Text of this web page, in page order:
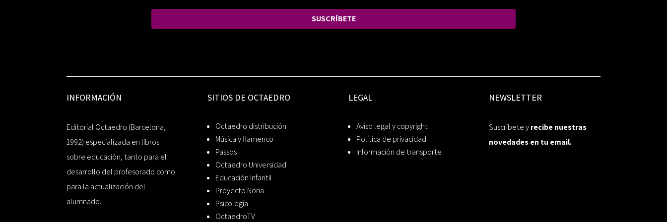
SUSCRÍBETE
INFORMACIÓN
Editorial Octaedro (Barcelona,
1992) especializada en libros
sobre educación, tanto para el
desarrollo del profesorado como
para la actualización del
alumnado.
SITIOS DE OCTAEDRO
Octaedro distribución
Música y flamenco
Passos
Octaedro Universidad
Educación Infantil
Proyecto Noria
Psicología
OctaedroTV
LEGAL
Aviso legal y copyright
Política de privacidad
Información de transporte
NEWSLETTER
Suscríbete yrecibe nuestras
novedades en tu email.